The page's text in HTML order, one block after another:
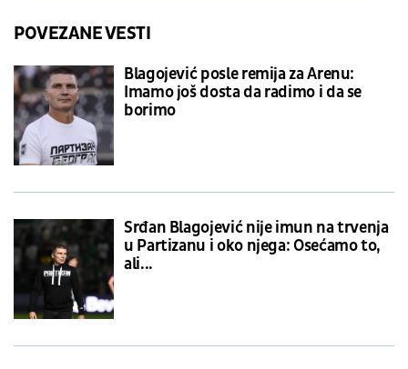
POVEZANE VESTI
Blagojević posle remija za Arenu:
Imamo još dosta da radimo i da se
borimo
Srđan Blagojević nije imun na trvenja
u Partizanu i oko njega: Osećamo to,
ali...